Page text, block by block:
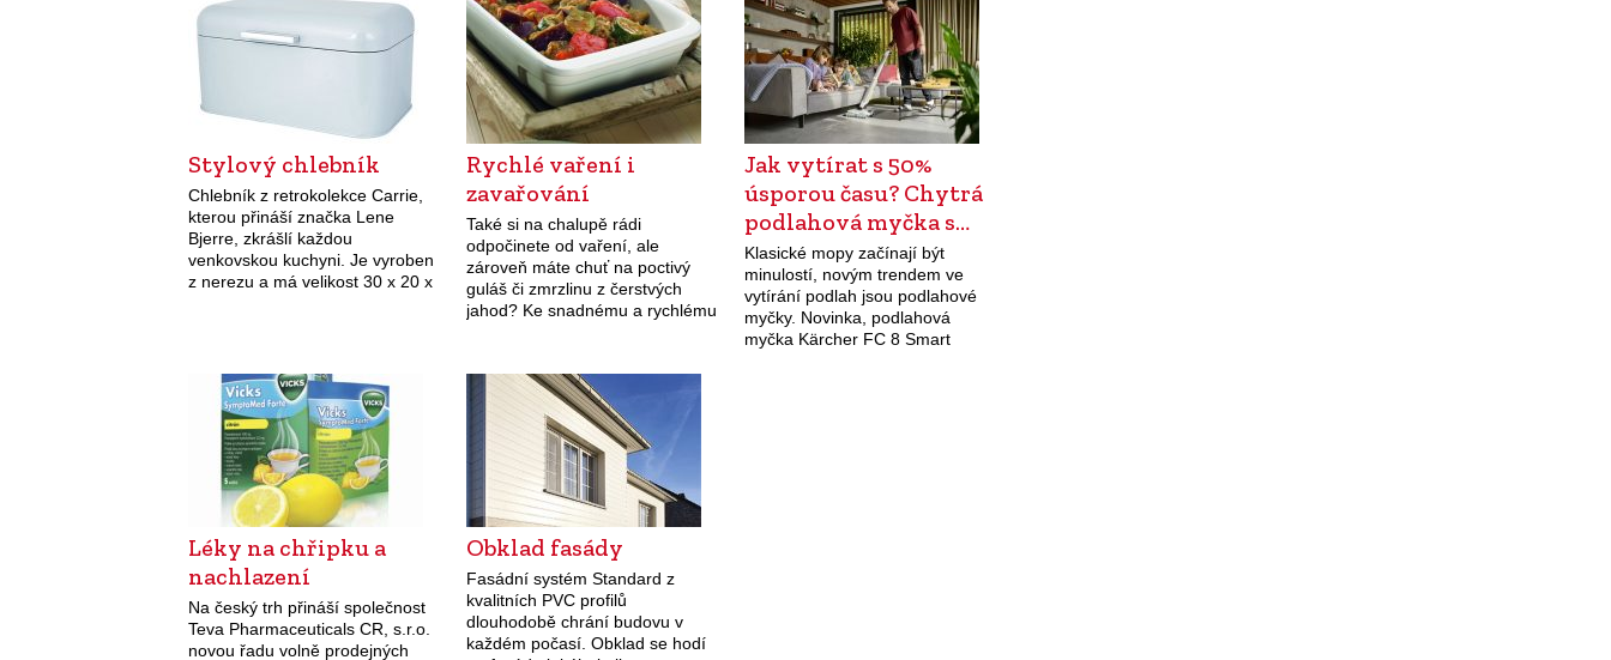
Stylový chlebník
Chlebník z retrokolekce Carrie,
kterou přináší značka Lene
Bjerre, zkrášlí každou
venkovskou kuchyni. Je vyroben
z nerezu a má velikost 30 x 20 x
Rychlé vaření i
zavařování
Také si na chalupě rádi
odpočinete od vaření, ale
zároveň máte chuť na poctivý
guláš či zmrzlinu z čerstvých
jahod? Ke snadnému a rychlému
Nejenže si za…
Jak vytírat s 50%
úsporou času? Chytrá
podlahová myčka s…
Klasické mopy začínají být
minulostí, novým trendem ve
vytírání podlah jsou podlahové
myčky. Novinka, podlahová
myčka Kärcher FC 8 Smart
Léky na chřipku a
nachlazení
Na český trh přináší společnost
Teva Pharmaceuticals CR, s.r.o.
novou řadu volně prodejných
Obklad fasády
Fasádní systém Standard z
kvalitních PVC profilů
dlouhodobě chrání budovu v
každém počasí. Obklad se hodí